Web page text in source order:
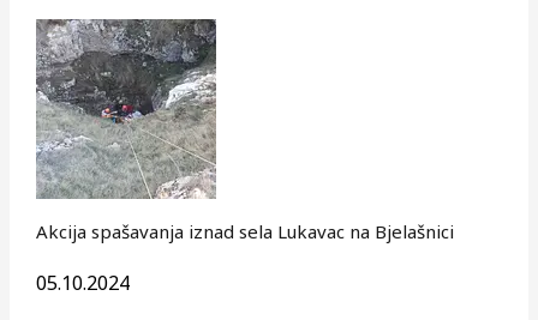
Akcija spašavanja iznad sela Lukavac na Bjelašnici
05.10.2024